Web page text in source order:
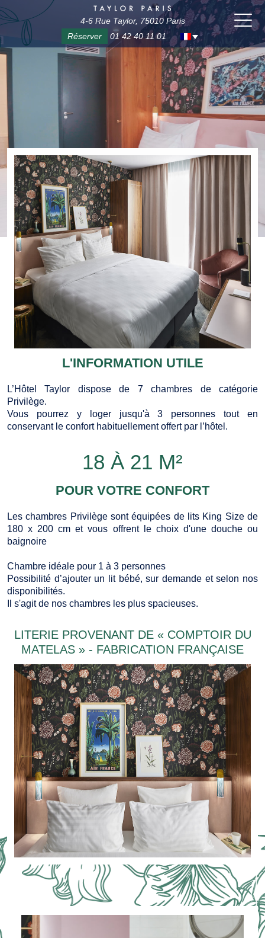
4-6 Rue Taylor, 75010 Paris
Réserver
01 42 40 11 01
L'INFORMATION UTILE
L’Hôtel Taylor dispose de 7 chambres de catégorie
Privilège.
Vous pourrez y loger jusqu'à 3 personnes tout en
conservant le confort habituellement offert par l’hôtel.
18 À 21 M²
POUR VOTRE CONFORT
Les chambres Privilège sont équipées de lits King Size de
180 x 200 cm et vous offrent le choix d'une douche ou
baignoire
Chambre idéale pour 1 à 3 personnes
Possibilité d’ajouter un lit bébé, sur demande et selon nos
disponibilités.
Il s'agit de nos chambres les plus spacieuses.
LITERIE PROVENANT DE « COMPTOIR DU
MATELAS » - FABRICATION FRANÇAISE